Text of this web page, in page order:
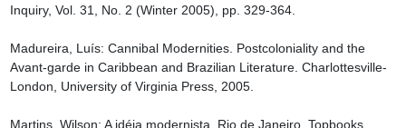
Inquiry, Vol. 31, No. 2 (Winter 2005), pp. 329-364.
Madureira, Luís: Cannibal Modernities. Postcoloniality and the
Avant-garde in Caribbean and Brazilian Literature. Charlottesville-
London, University of Virginia Press, 2005.
Martins, Wilson: A idéia modernista. Rio de Janeiro, Topbooks,